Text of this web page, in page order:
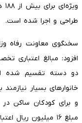
طراحی و اجرا شده است.
سخنگوی معاونت رفاه
افزود: مبالغ اعتباری
دو دسته تقسیم شده
و برای کودکان ساکن در
مبلغ ۱۶ میلیون ریال اعتبار خرید سبد غذایی اختصاص یافته است.